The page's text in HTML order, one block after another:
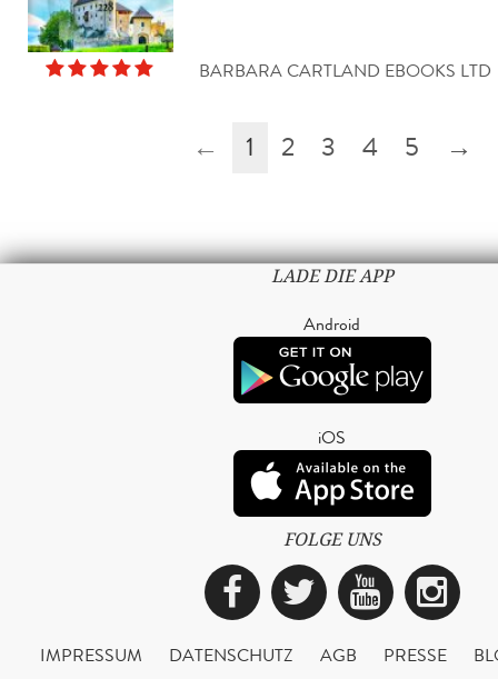
BARBARA CARTLAND EBOOKS LTD
← 1 2 3 4 5 →
LADE DIE APP
Android
iOS
FOLGE UNS
Facebook
Twitter
IMPRESSUM DATENSCHUTZ AGB PRESSE